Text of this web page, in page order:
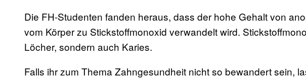
Die FH-Studenten fanden heraus, dass der hohe Gehalt von
vom Körper zu Stickstoffmonoxid verwandelt wird.
Löcher, sondern auch Karies.
Falls ihr zum Thema Zahngesundheit nicht so bewandert sein,